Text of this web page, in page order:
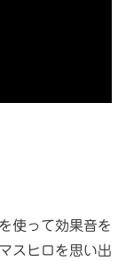
使って効果音を
スヒロを思い出